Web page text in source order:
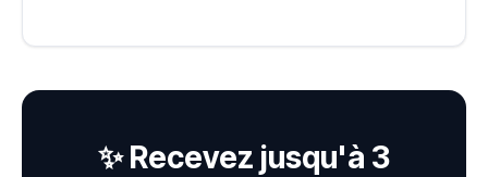
✨ Recevez jusqu'à 3